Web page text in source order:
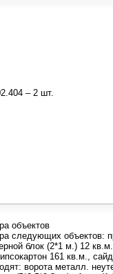
– 2 шт.
объектов
следующих объектов:
блок (2*1 м.) 12
161 кв.м.,
ворота металл.